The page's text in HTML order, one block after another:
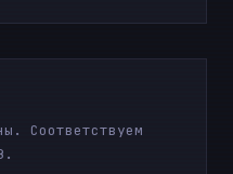
Соответствуем